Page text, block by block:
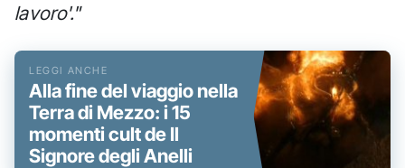
lavoro'."
Alla fine del viaggio nella
Terra di Mezzo: i 15
momenti cult de Il
Signore degli Anelli